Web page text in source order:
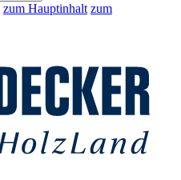
zum Hauptinhalt zum